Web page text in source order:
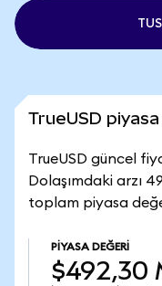
TrueUSD
TrueUSD güncel
Dolaşımdaki arzı
toplam piyasa
PIYASA DEĞERI
$492,30